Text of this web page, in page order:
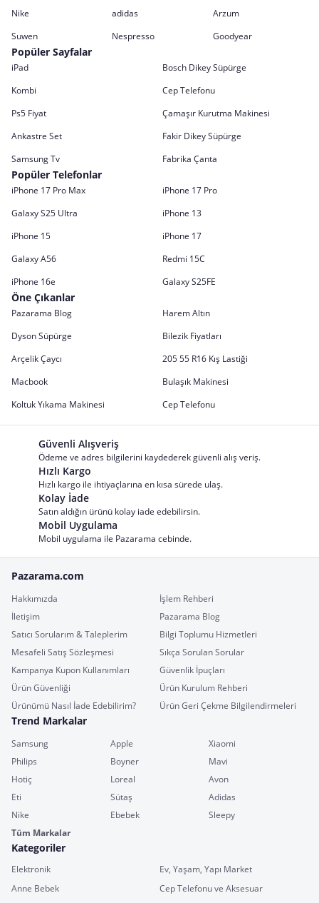
Nike adidas
Arzum
Suwen
Nespresso Goodyear
Popüler Sayfalar
iPad
Bosch Dikey Süpürge
Kombi
Cep Telefonu
Ps5 Fiyat
Çamaşır Kurutma Makinesi
Ankastre Set
Fakir Dikey Süpürge
Samsung Tv
Fabrika Çanta
Popüler Telefonlar
iPhone 17 Pro Max
iPhone 17 Pro
Galaxy S25 Ultra
iPhone 13
iPhone 15
iPhone 17
Galaxy A56
Redmi 15C
iPhone 16e
Galaxy S25FE
Öne Çıkanlar
Pazarama Blog
Harem Altın
Dyson Süpürge
Bilezik Fiyatları
Arçelik Çaycı
205 55 R16 Kış Lastiği
Macbook
Bulaşık Makinesi
Koltuk Yıkama Makinesi
Cep Telefonu
Güvenli Alışveriş
Ödeme ve adres bilgilerini kaydederek güvenli alış veriş.
Hızlı Kargo
Hızlı kargo ile ihtiyaçlarına en kısa sürede ulaş.
Kolay İade
Satın aldığın ürünü kolay iade edebilirsin.
Mobil Uygulama
Mobil uygulama ile Pazarama cebinde.
Pazarama.com
Hakkımızda
İşlem Rehberi
İletişim
Pazarama Blog
Satıcı Sorularım & Taleplerim
Bilgi Toplumu Hizmetleri
Mesafeli Satış Sözleşmesi
Sıkça Sorulan Sorular
Kampanya Kupon Kullanımları
Güvenlik İpuçları
Ürün Güvenliği
Ürün Kurulum Rehberi
Ürünümü Nasıl İade Edebilirim?
Ürün Geri Çekme Bilgilendirmeleri
Trend Markalar
Samsung Apple
Xiaomi
Philips
Boyner
Mavi
Hotiç
Loreal
Avon
Eti
Sütaş
Adidas
Nike
Ebebek
Sleepy
Tüm Markalar
Kategoriler
Elektronik
Ev, Yaşam, Yapı Market
Anne Bebek
Cep Telefonu ve Aksesuar